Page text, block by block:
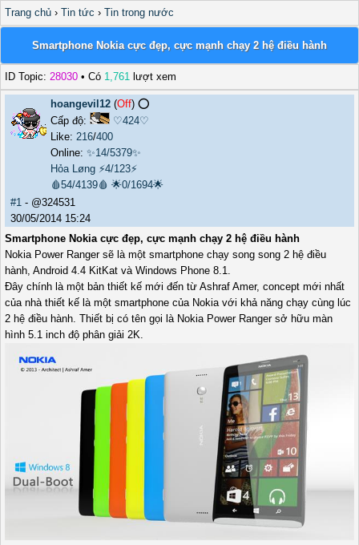
Trang chủ › Tin tức › Tin trong nước
Smartphone Nokia cực đẹp, cực mạnh chạy 2 hệ điều hành
ID Topic: 28030 • Có 1,761 lượt xem
hoangevil12 (Off) ⭕️
Cấp độ:
♡424♡
Like: 216/400
Online: ✨14/5379✨
Hỏa Løng ⚡4/123⚡
🩸54/4139🩸 🌟0/1694🌟
#1 - @324531
30/05/2014 15:24
Smartphone Nokia cực đẹp, cực mạnh chạy 2 hệ điều hành
Nokia Power Ranger sẽ là một smartphone chạy song song 2 hệ điều
hành, Android 4.4 KitKat và Windows Phone 8.1.
Đây chính là một bản thiết kế mới đến từ Ashraf Amer, concept mới nhất
của nhà thiết kế là một smartphone của Nokia với khả năng chạy cùng lúc
2 hệ điều hành. Thiết bị có tên gọi là Nokia Power Ranger sở hữu màn
hình 5.1 inch độ phân giải 2K.